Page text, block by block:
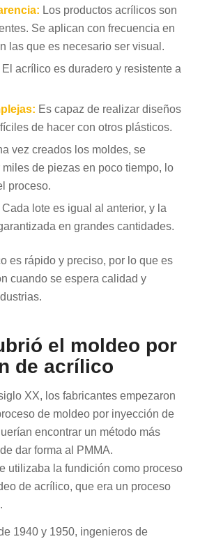
Los productos acrílicos son
Se aplican con frecuencia en
las que es necesario ser visual.
El acrílico es duradero y resistente a
Es capaz de realizar diseños
de hacer con otros plásticos.
vez creados los moldes, se
miles de piezas en poco tiempo, lo
proceso.
Cada lote es igual al anterior, y la
en grandes cantidades.
es rápido y preciso, por lo que es
cuando se espera calidad y
el moldeo por
de acrílico
XX, los fabricantes empezaron
de moldeo por inyección de
encontrar un método más
dar forma al PMMA.
utilizaba la fundición como proceso
de acrílico, que era un proceso
1940 y 1950, ingenieros de